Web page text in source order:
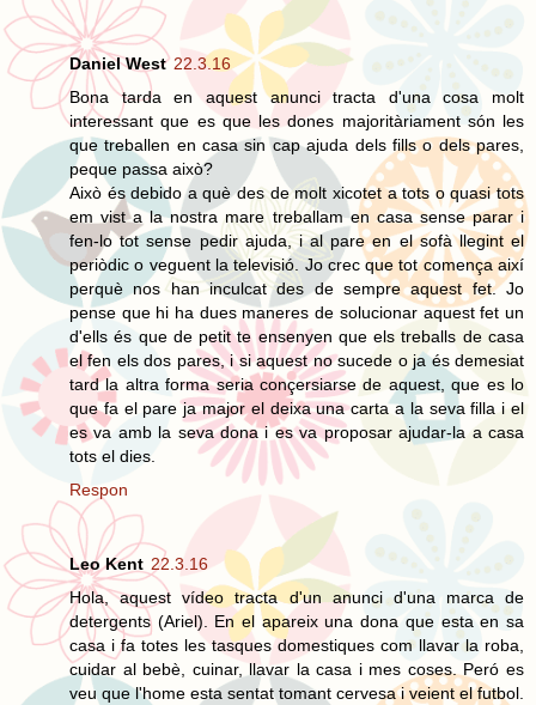
Daniel West 22.3.16
Bona tarda en aquest anunci tracta d'una cosa molt
interessant que es que les dones majoritàriament són les
que treballen en casa sin cap ajuda dels fills o dels pares,
peque passa això?
Això és debido a què des de molt xicotet a tots o quasi tots
em vist a la nostra mare treballam en casa sense parar i
fen-lo tot sense pedir ajuda, i al pare en el sofà llegint el
periòdic o veguent la televisió. Jo crec que tot comença així
perquè nos han inculcat des de sempre aquest fet. Jo
pense que hi ha dues maneres de solucionar aquest fet un
d'ells és que de petit te ensenyen que els treballs de casa
el fen els dos pares, i si aquest no sucede o ja és demesiat
tard la altra forma seria conçersiarse de aquest, que es lo
que fa el pare ja major el deixa una carta a la seva filla i el
es va amb la seva dona i es va proposar ajudar-la a casa
tots el dies.
Respon
Leo Kent 22.3.16
Hola, aquest vídeo tracta d'un anunci d'una marca de
detergents (Ariel). En el apareix una dona que esta en sa
casa i fa totes les tasques domestiques com llavar la roba,
cuidar al bebè, cuinar, llavar la casa i mes coses. Peró es
veu que l'home esta sentat tomant cervesa i veient el futbol.